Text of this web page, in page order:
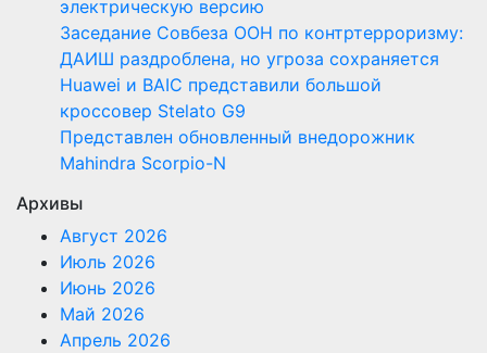
электрическую версию
Заседание Совбеза ООН по контртерроризму:
ДАИШ раздроблена, но угроза сохраняется
Huawei и BAIC представили большой
кроссовер Stelato G9
Представлен обновленный внедорожник
Mahindra Scorpio-N
Архивы
Август 2026
Июль 2026
Июнь 2026
Май 2026
Апрель 2026